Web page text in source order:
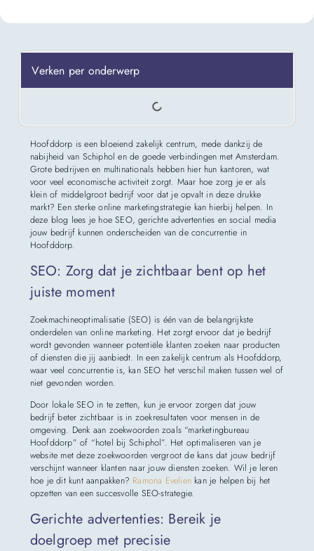
Hoofddorp is een bloeiend zakelijk centrum, mede dankzij de
nabijheid van Schiphol en de goede verbindingen met Amsterdam.
Grote bedrijven en multinationals hebben hier hun kantoren, wat
voor veel economische activiteit zorgt. Maar hoe zorg je er als
klein of middelgroot bedrijf voor dat je opvalt in deze drukke
markt? Een sterke online marketingstrategie kan hierbij helpen. In
deze blog lees je hoe SEO, gerichte advertenties en social media
jouw bedrijf kunnen onderscheiden van de concurrentie in
Hoofddorp.
SEO: Zorg dat je zichtbaar bent op het
juiste moment
Zoekmachineoptimalisatie (SEO) is één van de belangrijkste
onderdelen van online marketing. Het zorgt ervoor dat je bedrijf
wordt gevonden wanneer potentiële klanten zoeken naar producten
of diensten die jij aanbiedt. In een zakelijk centrum als Hoofddorp,
waar veel concurrentie is, kan SEO het verschil maken tussen wel of
niet gevonden worden.
Door lokale SEO in te zetten, kun je ervoor zorgen dat jouw
bedrijf beter zichtbaar is in zoekresultaten voor mensen in de
omgeving. Denk aan zoekwoorden zoals “marketingbureau
Hoofddorp” of “hotel bij Schiphol”. Het optimaliseren van je
website met deze zoekwoorden vergroot de kans dat jouw bedrijf
verschijnt wanneer klanten naar jouw diensten zoeken. Wil je leren
hoe je dit kunt aanpakken? Ramona Evelien kan je helpen bij het
opzetten van een succesvolle SEO-strategie.
Gerichte advertenties: Bereik je
doelgroep met precisie
Verken per onderwerp